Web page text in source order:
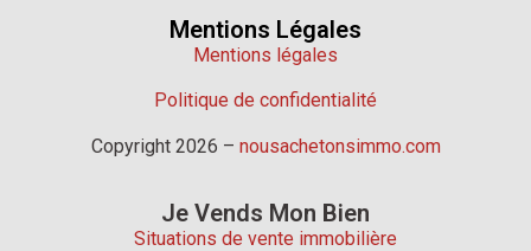
Mentions Légales
Mentions légales
Politique de confidentialité
Copyright 2026 – nousachetonsimmo.com
Je Vends Mon Bien
Situations de vente immobilière